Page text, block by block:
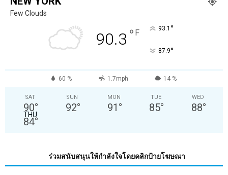
Few Clouds
90.3 ° F 93.1 °
87.9°
60 % 1.7mph 14 %
SAT
90°
SUN
92°
MON
91 °
TUE
85°
WED
88°
THU
84°
ร่วมสนับสนุนให้กำลังใจโดยคลิกป้ายโฆษณา